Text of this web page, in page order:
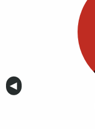
Anterior
◀︎